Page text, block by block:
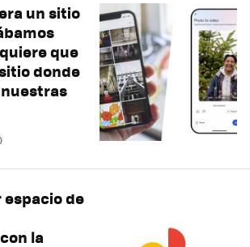
un sitio
que
donde
espacio de
la